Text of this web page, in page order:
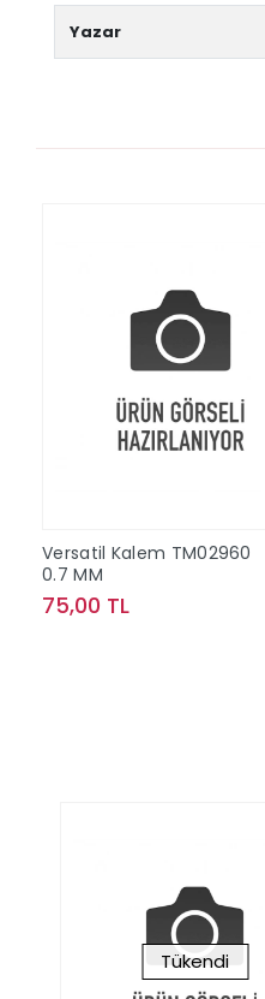
Yazar
Versatil Kalem TM02960
0.7 MM
75,00 TL
Tükendi